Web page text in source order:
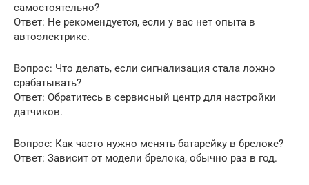
самостоятельно?
Ответ: Не рекомендуется, если у вас нет опыта в
автоэлектрике.
Вопрос: Что делать, если сигнализация стала ложно
срабатывать?
Ответ: Обратитесь в сервисный центр для настройки
датчиков.
Вопрос: Как часто нужно менять батарейку в брелоке?
Ответ: Зависит от модели брелока, обычно раз в год.